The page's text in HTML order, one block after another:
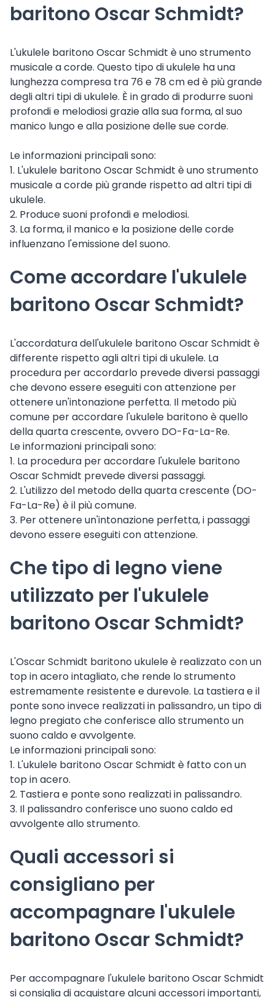
baritono Oscar Schmidt?
L'ukulele baritono Oscar Schmidt è uno strumento
musicale a corde. Questo tipo di ukulele ha una
lunghezza compresa tra 76 e 78 cm ed è più grande
degli altri tipi di ukulele. È in grado di produrre suoni
profondi e melodiosi grazie alla sua forma, al suo
manico lungo e alla posizione delle sue corde.
Le informazioni principali sono:
1. L'ukulele baritono Oscar Schmidt è uno strumento
musicale a corde più grande rispetto ad altri tipi di
ukulele.
2. Produce suoni profondi e melodiosi.
3. La forma, il manico e la posizione delle corde
influenzano l'emissione del suono.
Come accordare l'ukulele
baritono Oscar Schmidt?
L'accordatura dell'ukulele baritono Oscar Schmidt è
differente rispetto agli altri tipi di ukulele. La
procedura per accordarlo prevede diversi passaggi
che devono essere eseguiti con attenzione per
ottenere un'intonazione perfetta. Il metodo più
comune per accordare l'ukulele baritono è quello
della quarta crescente, ovvero DO-Fa-La-Re.
Le informazioni principali sono:
1. La procedura per accordare l'ukulele baritono
Oscar Schmidt prevede diversi passaggi.
2. L'utilizzo del metodo della quarta crescente (DO-
Fa-La-Re) è il più comune.
3. Per ottenere un'intonazione perfetta, i passaggi
devono essere eseguiti con attenzione.
Che tipo di legno viene
utilizzato per l'ukulele
baritono Oscar Schmidt?
L'Oscar Schmidt baritono ukulele è realizzato con un
top in acero intagliato, che rende lo strumento
estremamente resistente e durevole. La tastiera e il
ponte sono invece realizzati in palissandro, un tipo di
legno pregiato che conferisce allo strumento un
suono caldo e avvolgente.
Le informazioni principali sono:
1. L'ukulele baritono Oscar Schmidt è fatto con un
top in acero.
2. Tastiera e ponte sono realizzati in palissandro.
3. Il palissandro conferisce uno suono caldo ed
avvolgente allo strumento.
Quali accessori si
consigliano per
accompagnare l'ukulele
baritono Oscar Schmidt?
Per accompagnare l'ukulele baritono Oscar Schmidt
si consiglia di acquistare alcuni accessori importanti,